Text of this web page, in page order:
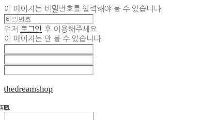
이 페이지는 비밀번호를 입력해야 볼 수 있습니다.
먼저 로그인 후 이용해주세요.
이 페이지는 만 볼 수 있습니다.
thedreamshop